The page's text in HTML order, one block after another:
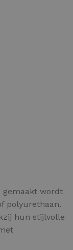
gemaakt wordt
polyurethaan.
hun stijlvolle